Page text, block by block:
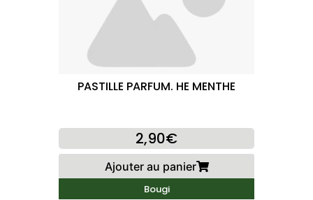
PASTILLE PARFUM. HE MENTHE
2,90€
Ajouter au panier
Bougi